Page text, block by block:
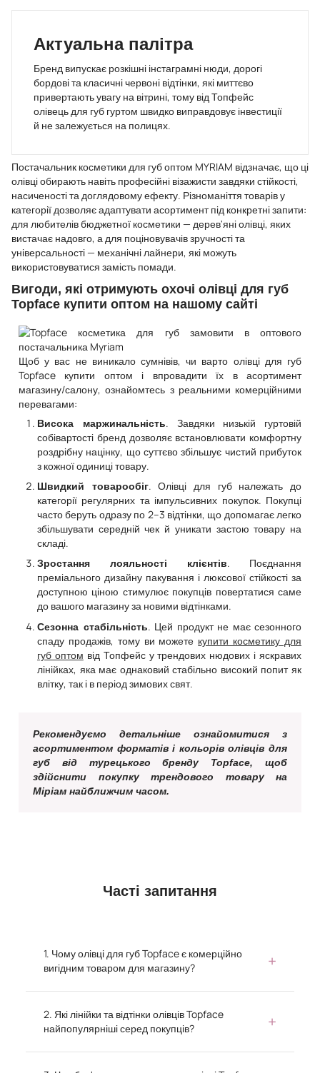
Актуальна палітра
Бренд випускає розкішні інстаграмні нюди, дорогі
бордові та класичні червоні відтінки, які миттєво
привертають увагу на вітрині, тому від Топфейс
олівець для губ гуртом швидко виправдовує інвестиції
й не залежується на полицях.
Постачальник косметики для губ оптом MYRIAM відзначає, що ці
олівці обирають навіть професійні візажисти завдяки стійкості,
насиченості та доглядовому ефекту. Різноманіття товарів у
категорії дозволяє адаптувати асортимент під конкретні запити:
для любителів бюджетної косметики — дерев'яні олівці, яких
вистачає надовго, а для поціновувачів зручності та
універсальності — механічні лайнери, які можуть
використовуватися замість помади.
Вигоди, які отримують охочі олівці для губ
Topface купити оптом на нашому сайті
Щоб у вас не виникало сумнівів, чи варто олівці для губ
Topface купити оптом і впровадити їх в асортимент
магазину/салону, ознайомтесь з реальними комерційними
перевагами:
Висока маржинальність. Завдяки низькій гуртовій
собівартості бренд дозволяє встановлювати комфортну
роздрібну націнку, що суттєво збільшує чистий прибуток
з кожної одиниці товару.
Швидкий товарообіг. Олівці для губ належать до
категорії регулярних та імпульсивних покупок. Покупці
часто беруть одразу по 2–3 відтінки, що допомагає легко
збільшувати середній чек й уникати застою товару на
складі.
Зростання лояльності клієнтів. Поєднання
преміального дизайну пакування і люксової стійкості за
доступною ціною стимулює покупців повертатися саме
до вашого магазину за новими відтінками.
Сезонна стабільність. Цей продукт не має сезонного
спаду продажів, тому ви можете купити косметику для
губ оптом від Топфейс у трендових нюдових і яскравих
лінійках, яка має однаковий стабільно високий попит як
влітку, так і в період зимових свят.
Рекомендуємо детальніше ознайомитися з
асортиментом форматів і кольорів олівців для
губ від турецького бренду Topface, щоб
здійснити покупку трендового товару на
Міріам найближчим часом.
Часті запитання
1. Чому олівці для губ Topface є комерційно
вигідним товаром для магазину?
2. Які лінійки та відтінки олівців Topface
найпопулярніші серед покупців?